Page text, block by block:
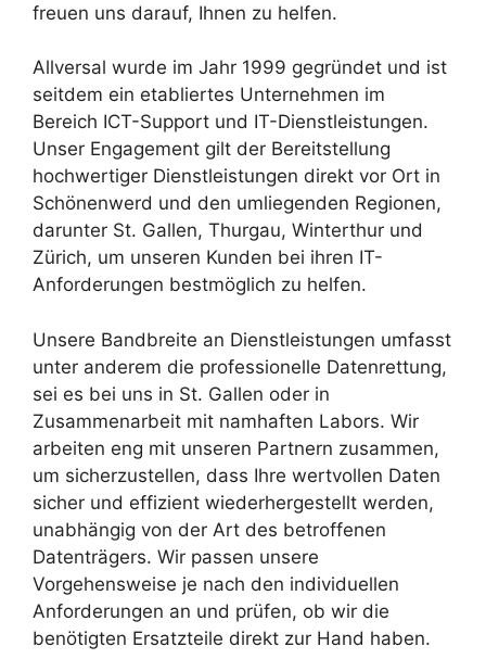
freuen uns darauf, Ihnen zu helfen.
Allversal wurde im Jahr 1999 gegründet und ist
seitdem ein etabliertes Unternehmen im
Bereich ICT-Support und IT-Dienstleistungen.
Unser Engagement gilt der Bereitstellung
hochwertiger Dienstleistungen direkt vor Ort in
Schönenwerd und den umliegenden Regionen,
darunter St. Gallen, Thurgau, Winterthur und
Zürich, um unseren Kunden bei ihren IT-
Anforderungen bestmöglich zu helfen.
Unsere Bandbreite an Dienstleistungen umfasst
unter anderem die professionelle Datenrettung,
sei es bei uns in St. Gallen oder in
Zusammenarbeit mit namhaften Labors. Wir
arbeiten eng mit unseren Partnern zusammen,
um sicherzustellen, dass Ihre wertvollen Daten
sicher und effizient wiederhergestellt werden,
unabhängig von der Art des betroffenen
Datenträgers. Wir passen unsere
Vorgehensweise je nach den individuellen
Anforderungen an und prüfen, ob wir die
benötigten Ersatzteile direkt zur Hand haben.